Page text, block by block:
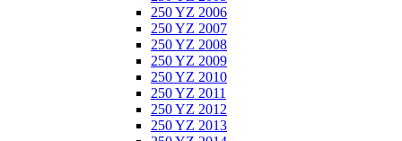
250 YZ 2006
250 YZ 2007
250 YZ 2008
250 YZ 2009
250 YZ 2010
250 YZ 2011
250 YZ 2012
250 YZ 2013